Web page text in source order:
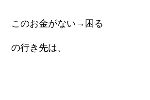
このお金がない→困る
の行き先は、